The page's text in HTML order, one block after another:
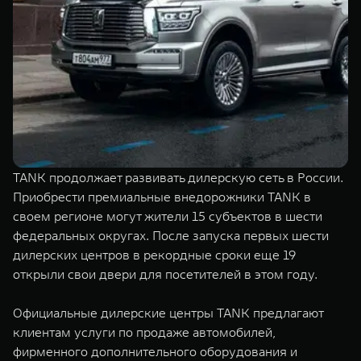
TANK 500
Веди за собой
от 6 499 000 ₽
TANK 700
Сила
от 10 199
TANK Финансы
Корпоративным клиентам
TANK ФИНАНСЫ
TANK Кредит
TANK Страхование
Сервис
Специальные предложения
Моторные масла
ЦИФРОВЫЕ СЕРВИСЫ TANK
Цифровые сервисы TANK
Подписки
TANK продолжает развивать дилерскую сеть в России.
Приобрести премиальные внедорожники TANK в
своем регионе могут жители 15 субъектов в шести
федеральных округах. После запуска первых шести
дилерских центров в рекордные сроки еще 19
открыли свои двери для посетителей в этом году.
Официальные дилерские центры TANK предлагают
клиентам услуги по продаже автомобилей,
фирменного дополнительного оборудования и